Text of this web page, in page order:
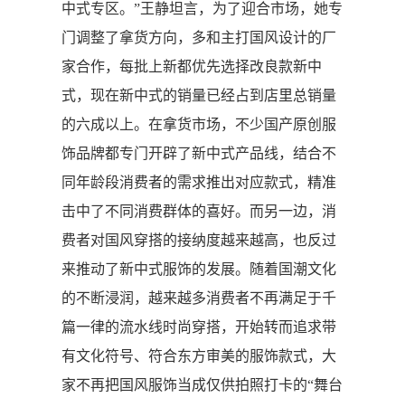
中式专区。”王静坦言，为了迎合市场，她专
门调整了拿货方向，多和主打国风设计的厂
家合作，每批上新都优先选择改良款新中
式，现在新中式的销量已经占到店里总销量
的六成以上。在拿货市场，不少国产原创服
饰品牌都专门开辟了新中式产品线，结合不
同年龄段消费者的需求推出对应款式，精准
击中了不同消费群体的喜好。而另一边，消
费者对国风穿搭的接纳度越来越高，也反过
来推动了新中式服饰的发展。随着国潮文化
的不断浸润，越来越多消费者不再满足于千
篇一律的流水线时尚穿搭，开始转而追求带
有文化符号、符合东方审美的服饰款式，大
家不再把国风服饰当成仅供拍照打卡的“舞台